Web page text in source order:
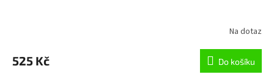
produktu
je
Na dotaz
525 Kč Do košíku